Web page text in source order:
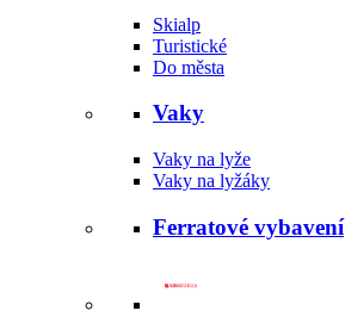
Skialp
Turistické
Do města
Vaky
Vaky na lyže
Vaky na lyžáky
Ferratové vybavení